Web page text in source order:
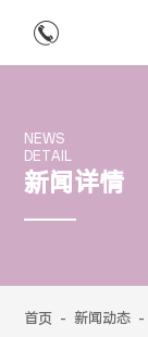
NEWS
DETAIL
新闻详情
首页 - 新闻动态 -